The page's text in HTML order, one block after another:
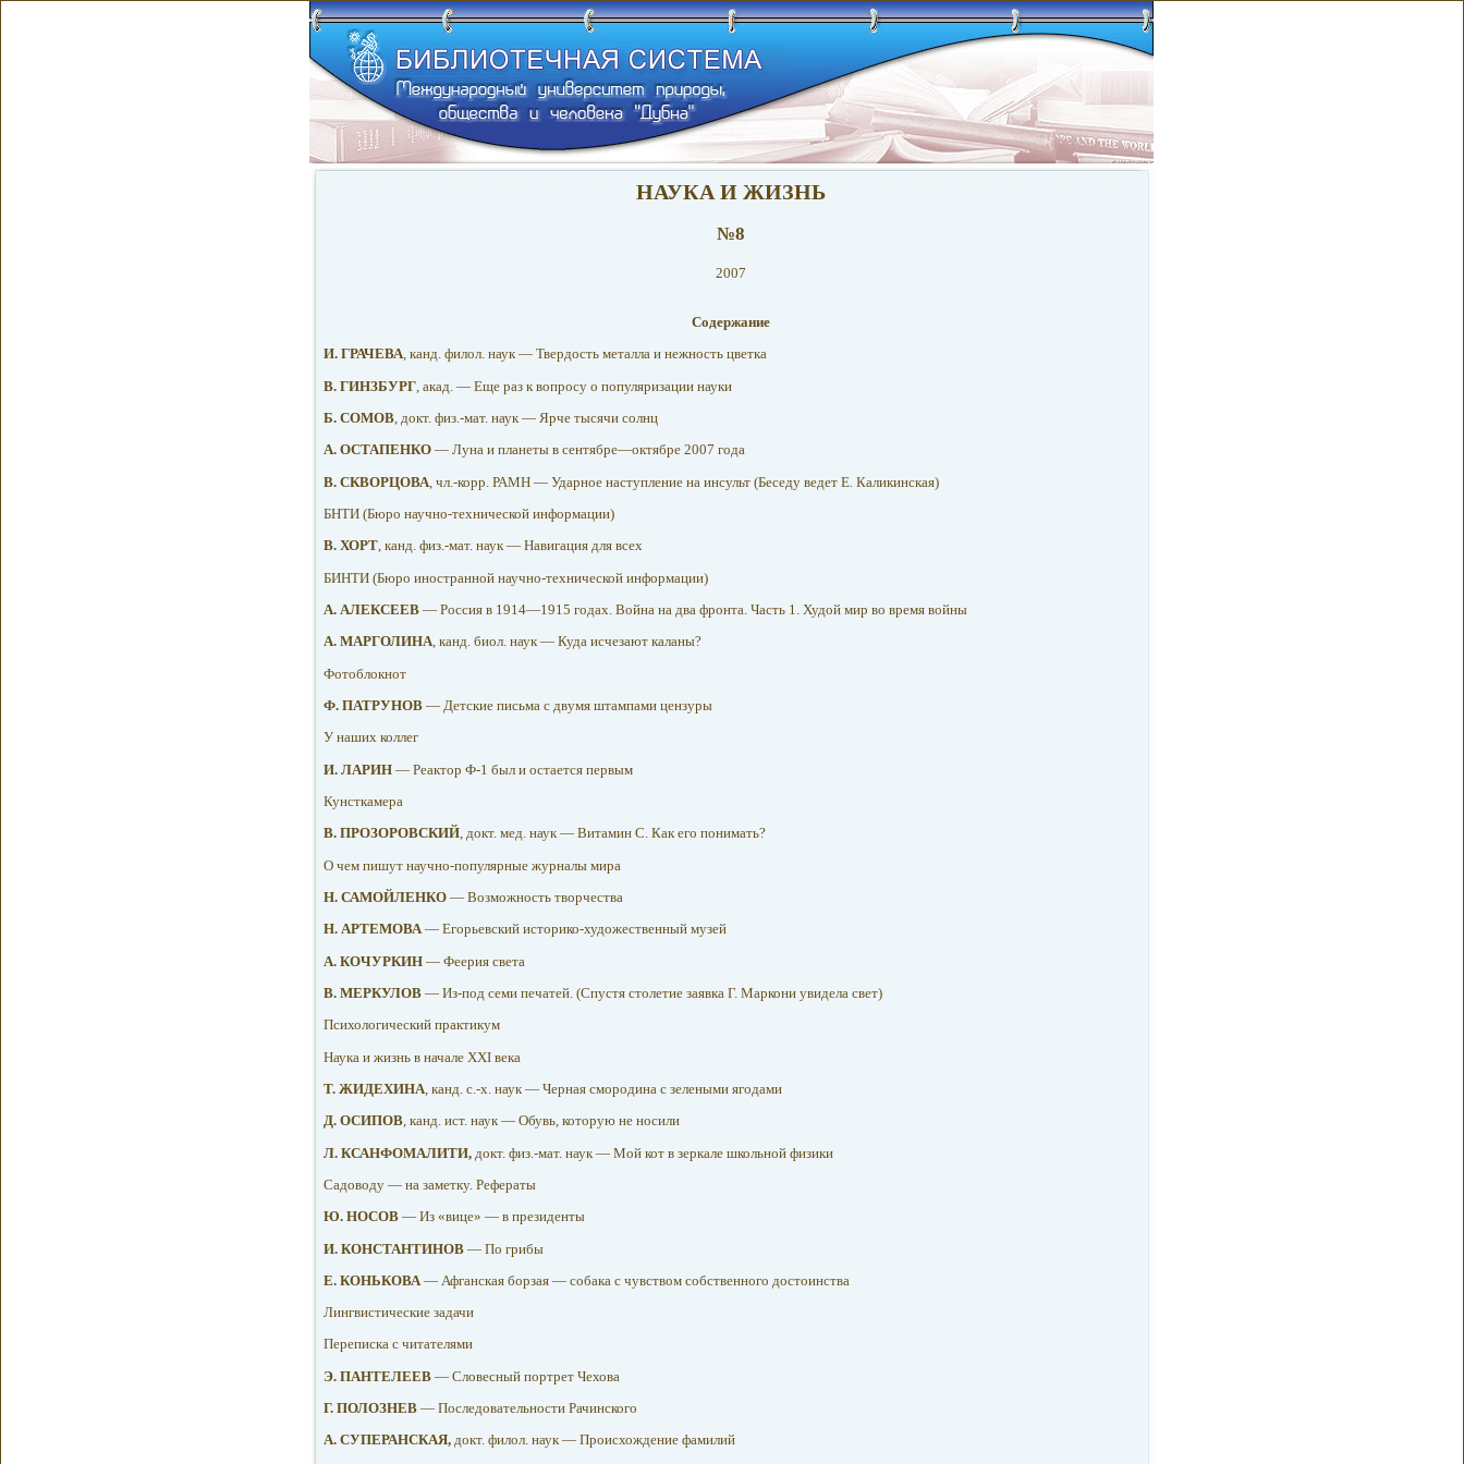
НАУКА И ЖИЗНЬ
№8
2007
Содержание
И. ГРАЧЕВА, канд. филол. наук — Твердость металла и нежность цветка
В. ГИНЗБУРГ , акад. — Еще раз к вопросу о популяризации науки
Б. СОМОВ , докт. физ.-мат. наук — Ярче тысячи солнц
A. ОСТАПЕНКО — Луна и планеты в сентябре—октябре 2007 года
B. СКВОРЦОВА , чл.-корр. РАМН — Ударное наступление на инсульт (Беседу ведет Е. Каликинская)
БНТИ (Бюро научно-технической информации)
В. ХОРТ, канд. физ.-мат. наук — Навигация для всех
БИНТИ (Бюро иностранной научно-технической информации)
А. АЛЕКСЕЕВ — Россия в 1914—1915 годах. Война на два фронта. Часть 1. Худой мир во время войны
A. МАРГОЛИНА, канд. биол. наук — Куда исчезают каланы?
Фотоблокнот
Ф. ПАТРУНОВ — Детские письма с двумя штампами цензуры
У наших коллег
И. ЛАРИН — Реактор Ф-1 был и остается первым
Кунсткамера
B. ПРОЗОРОВСКИЙ, докт. мед. наук — Витамин С. Как его понимать?
О чем пишут научно-популярные журналы мира
Н. САМОЙЛЕНКО — Возможность творчества
Н. АРТЕМОВА— Егорьевский историко-художественный музей
A. КОЧУРКИН — Феерия света
B. МЕРКУЛОВ — Из-под семи печатей. (Спустя столетие заявка Г. Маркони увидела свет)
Психологический практикум
Наука и жизнь в начале XXI века
Т. ЖИДЕХИНА , канд. с.-х. наук — Черная смородина с зелеными ягодами
Д. ОСИПОВ, канд. ист. наук — Обувь, которую не носили
Л. КСАНФОМАЛИТИ, докт. физ.-мат. наук — Мой кот в зеркале школьной физики
Садоводу — на заметку. Рефераты
Ю. НОСОВ — Из «вице» — в президенты
И. КОНСТАНТИНОВ — По грибы
Е. КОНЬКОВА — Афганская борзая — собака с чувством собственного достоинства
Лингвистические задачи
Переписка с читателями
Э. ПАНТЕЛЕЕВ — Словесный портрет Чехова
Г. ПОЛОЗНЕВ — Последовательности Рачинского
А. СУПЕРАНСКАЯ, докт. филол. наук — Происхождение фамилий